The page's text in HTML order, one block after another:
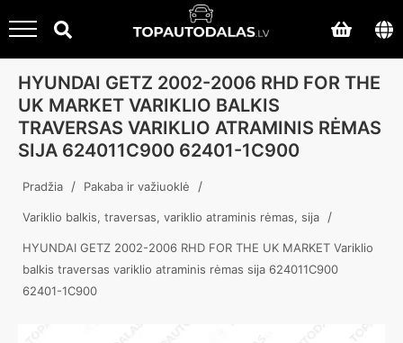
HYUNDAI GETZ 2002-2006 RHD FOR THE
UK MARKET VARIKLIO BALKIS
TRAVERSAS VARIKLIO ATRAMINIS RĖMAS
SIJA 624011C900 62401-1C900
Pradžia / Pakaba ir važiuoklė /
Variklio balkis, traversas, variklio atraminis rėmas, sija /
HYUNDAI GETZ 2002-2006 RHD FOR THE UK MARKET Variklio
balkis traversas variklio atraminis rėmas sija 624011C900
62401-1C900